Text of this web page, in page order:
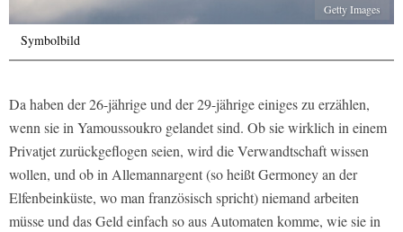
Getty Images
Symbolbild
Da haben der 26-jährige und der 29-jährige einiges zu erzählen,
wenn sie in Yamoussoukro gelandet sind. Ob sie wirklich in einem
Privatjet zurückgeflogen seien, wird die Verwandtschaft wissen
wollen, und ob in Allemannargent (so heißt Germoney an der
Elfenbeinküste, wo man französisch spricht) niemand arbeiten
müsse und das Geld einfach so aus Automaten komme, wie sie in